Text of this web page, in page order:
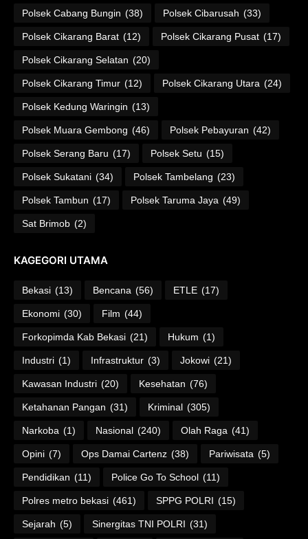
Polsek Cabang Bungin (38) Polsek Cibarusah (33)
Polsek Cikarang Barat (12) Polsek Cikarang Pusat (17)
Polsek Cikarang Selatan (20)
Polsek Cikarang Timur (12) Polsek Cikarang Utara (24)
Polsek Kedung Waringin (13)
Polsek Muara Gembong (46) Polsek Pebayuran (42)
Polsek Serang Baru (17) Polsek Setu (15)
Polsek Sukatani (34) Polsek Tambelang (23)
Polsek Tambun (17) Polsek Taruma Jaya (49)
Sat Brimob (2)
KAGEGORI UTAMA
Bekasi (13) Bencana (56) ETLE (17)
Ekonomi (30) Film (44)
Forkopimda Kab Bekasi (21) Hukum (1)
Industri (1) Infrastruktur (3) Jokowi (21)
Kawasan Industri (20) Kesehatan (76)
Ketahanan Pangan (31) Kriminal (305)
Narkoba (1) Nasional (240) Olah Raga (41)
Opini (7) Ops Damai Cartenz (38) Pariwisata (5)
Pendidikan (11) Police Go To School (11)
Polres metro bekasi (461) SPPG POLRI (15)
Sejarah (5) Sinergitas TNI POLRI (31)